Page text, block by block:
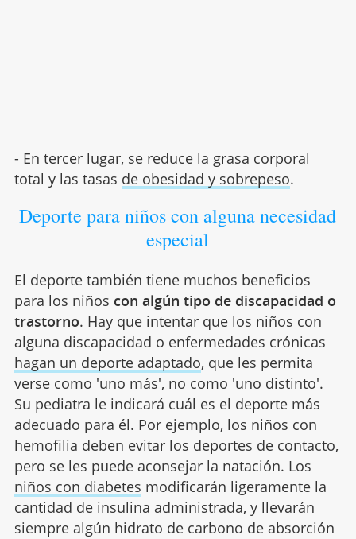
- En tercer lugar, se reduce la grasa corporal
total y las tasas de obesidad y sobrepeso.
Deporte para niños con alguna necesidad
especial
El deporte también tiene muchos beneficios
para los niños con algún tipo de discapacidad o
trastorno. Hay que intentar que los niños con
alguna discapacidad o enfermedades crónicas
hagan un deporte adaptado, que les permita
verse como 'uno más', no como 'uno distinto'.
Su pediatra le indicará cuál es el deporte más
adecuado para él. Por ejemplo, los niños con
hemofilia deben evitar los deportes de contacto,
pero se les puede aconsejar la natación. Los
niños con diabetes modificarán ligeramente la
cantidad de insulina administrada, y llevarán
siempre algún hidrato de carbono de absorción